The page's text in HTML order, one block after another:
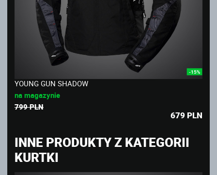
-15%
YOUNG GUN SHADOW
na magazynie
799 PLN
679 PLN
INNE PRODUKTY Z KATEGORII
KURTKI